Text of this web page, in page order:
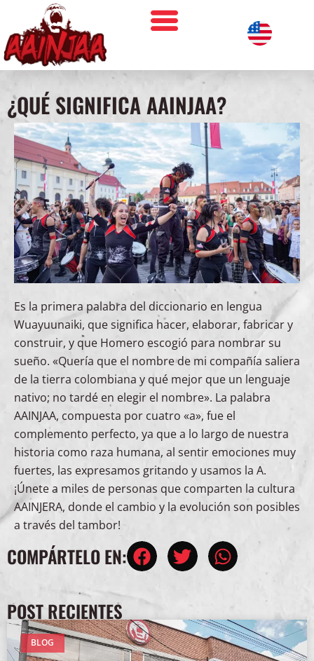
¿QUÉ SIGNIFICA AAINJAA?
Es la primera palabra del diccionario en lengua
Wuayuunaiki, que significa hacer, elaborar, fabricar y
construir, y que Homero escogió para nombrar su
sueño. «Quería que el nombre de mi compañía saliera
de la tierra colombiana y qué mejor que un lenguaje
nativo; no tardé en elegir el nombre». La palabra
AAINJAA, compuesta por cuatro «a», fue el
complemento perfecto, ya que a lo largo de nuestra
historia como raza humana, al sentir emociones muy
fuertes, las expresamos gritando y usamos la A.
¡Únete a miles de personas que comparten la cultura
AAINJERA, donde el cambio y la evolución son posibles
a través del tambor!
COMPÁRTELO EN:
POST RECIENTES
BLOG